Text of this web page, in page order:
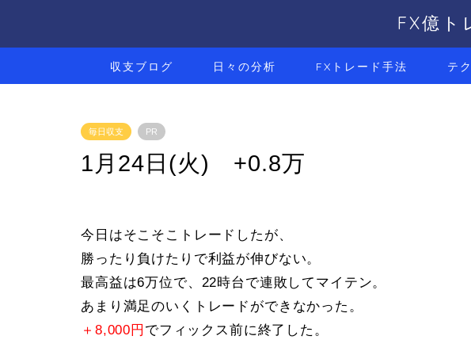
FX億ト
収支ブログ 日々の分析 FXトレード手法 テ
毎日収支 PR
1月24日(火) +0.8万
今日はそこそこトレードしたが、
勝ったり負けたりで利益が伸びない。
最高益は6万位で、22時台で連敗してマイテン。
あまり満足のいくトレードができなかった。
＋8,000円 でフィックス前に終了した。